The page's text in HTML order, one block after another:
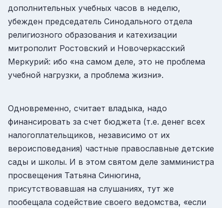
дополнительных учебных часов в неделю,
убежден председатель Синодального отдела
религиозного образования и катехизации
митрополит Ростовский и Новочеркасский
Меркурий: ибо «на самом деле, это не проблема
учебной нагрузки, а проблема жизни».
Одновременно, считает владыка, надо
финансировать за счет бюджета (т.е. денег всех
налогоплательщиков, независимо от их
вероисповедания) частные православные детские
сады и школы. И в этом святом деле замминистра
просвещения Татьяна Синюгина,
присутствовавшая на слушаниях, тут же
пообещала содействие своего ведомства, «если